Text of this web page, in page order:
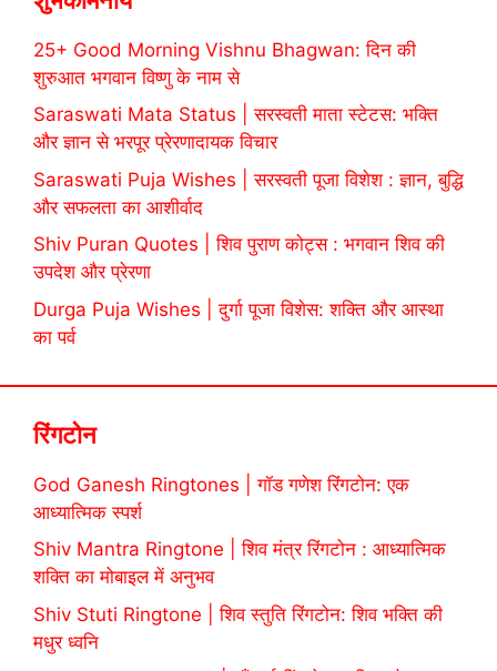
25+ Good Morning Vishnu Bhagwan: दिन की
शुरुआत भगवान विष्णु के नाम से
Saraswati Mata Status | सरस्वती माता स्टेटस: भक्ति
और ज्ञान से भरपूर प्रेरणादायक विचार
Saraswati Puja Wishes | सरस्वती पूजा विशेश : ज्ञान, बुद्धि
और सफलता का आशीर्वाद
Shiv Puran Quotes | शिव पुराण कोट्स : भगवान शिव की
उपदेश और प्रेरणा
Durga Puja Wishes | दुर्गा पूजा विशेस: शक्ति और आस्था
का पर्व
रिंगटोन
God Ganesh Ringtones | गॉड गणेश रिंगटोन: एक
आध्यात्मिक स्पर्श
Shiv Mantra Ringtone | शिव मंत्र रिंगटोन : आध्यात्मिक
शक्ति का मोबाइल में अनुभव
Shiv Stuti Ringtone | शिव स्तुति रिंगटोन: शिव भक्ति की
मधुर ध्वनि